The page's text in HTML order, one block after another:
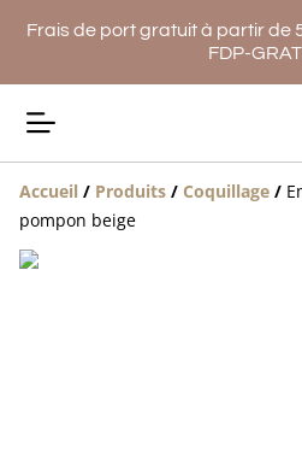
Frais de port gratuit à partir de
FDP-
Accueil / Produits / Coquillage /
pompon beige